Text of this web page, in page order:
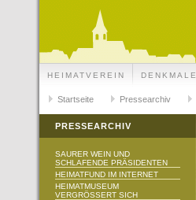
HEIMATVEREIN DENKMALE
Startseite Pressearchiv
PRESSEARCHIV
SAURER WEIN UND
SCHLAFENDE PRÄSIDENTEN
HEIMATFUND IM INTERNET
HEIMATMUSEUM
VERGRÖSSERT SICH